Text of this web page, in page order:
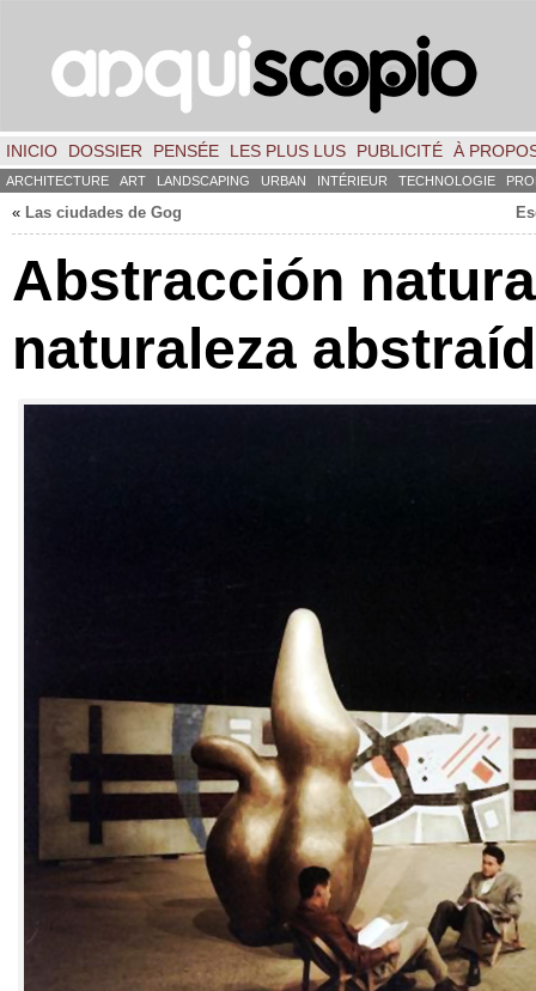
INICIO DOSSIER PENSÉE LES PLUS LUS PUBLICITÉ À
ARCHITECTURE ART LANDSCAPING URBAN INTÉRIEUR TECHNOLOGIE
« Las ciudades de Gog
Abstracción
naturaleza